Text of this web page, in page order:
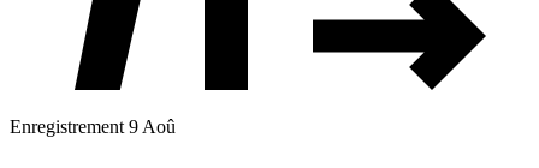
Enregistrement 9 Aoû